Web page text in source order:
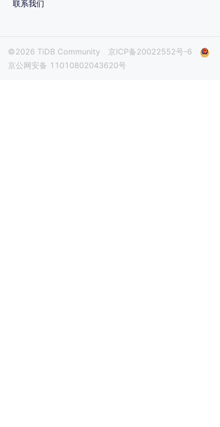
联系我们
©2026 TiDB Community
京ICP备20022552号-6
京公网安备 11010802043620号